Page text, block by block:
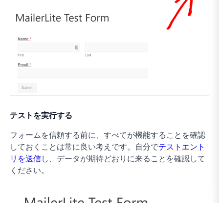
テストを実行する
フォームを信頼する前に、すべてが機能することを確認
しておくことは常に良い考えです。自分でテストエント
リを送信し、データが期待どおりに来ることを確認して
ください。